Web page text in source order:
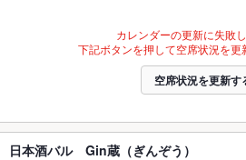
カレンダーの更新に失敗し
下記ボタンを押して空席状況を更
空席状況を更新す
日本酒バル Gin蔵（ぎんぞう）